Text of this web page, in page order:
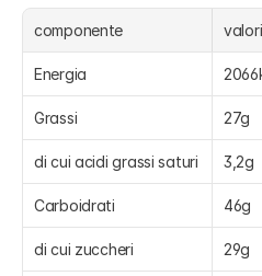
componente
Energia
Grassi 27g
di cui acidi grassi saturi 3,2g
Carboidrati 46g
di cui zuccheri 29g